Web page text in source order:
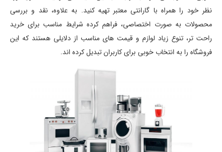
نظر خود را همراه با گارانتی معتبر تهیه کنید. به علاوه، نقد و بررسی
محصولات به صورت اختصاصی، فراهم کرده شرایط مناسب برای خرید
راحت تر، تنوع زیاد لوازم و قیمت های مناسب از دلایلی هستند که این
فروشگاه را به انتخاب خوبی برای کاربران تبدیل کرده اند.